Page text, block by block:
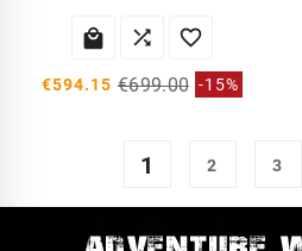
  
€594.15 €699.00 -15%
1 2 3